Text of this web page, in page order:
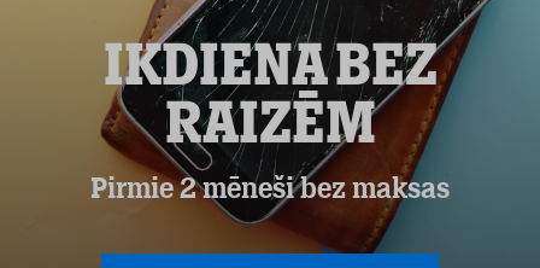
IKDIENA BEZ
RAIZĒM
Pirmie 2 mēneši bez maksas